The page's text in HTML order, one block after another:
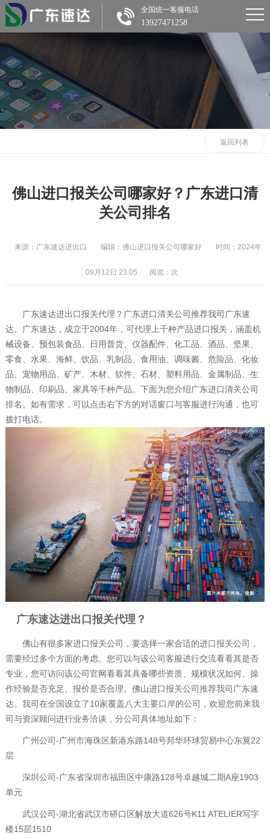
全国统一客服电话
13927471258
返回列表
佛山进口报关公司哪家好？广东进口清
关公司排名
来源：广东速达进出口 编辑：佛山进口报关公司哪家好 时间：2024年
09月12日 23:05 阅览： 次
广东速达进出口报关代理？广东进口清关公司推荐我司广东速
达。广东速达，成立于2004年，可代理上千种产品进口报关，涵盖机
械设备、预包装食品、日用普货、仪器配件、化工品、酒品、坚果、
零食、水果、海鲜、饮品、乳制品、食用油、调味酱、危险品、化妆
品、宠物用品、矿产、木材、软件、石材、塑料用品、金属制品、生
物制品、印刷品、家具等千种产品。下面为您介绍广东进口清关公司
排名。如有需求，可以点击右下方的对话窗口与客服进行沟通，也可
拨打电话。
广东速达进出口报关代理？
佛山有很多家进口报关公司，要选择一家合适的进口报关公司，
需要经过多个方面的考虑。您可以与该公司客服进行交流看看其是否
专业，您可访问该公司官网看看其具备哪些资质、规模状况如何、操
作经验是否充足、报价是否合理。佛山进口报关公司推荐我司广东速
达。我司在全国设立了10家覆盖八大主要口岸的公司，欢迎您前来我
司与资深顾问进行业务洽谈，分公司具体地址如下：
广州公司-广州市海珠区新港东路148号邦华环球贸易中心东翼22
层
深圳公司-广东省深圳市福田区中康路128号卓越城二期A座1903
单元
武汉公司-湖北省武汉市硚口区解放大道626号K11 ATELIER写字
楼15层1510